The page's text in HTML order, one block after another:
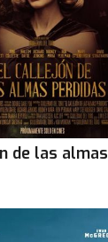
de las almas